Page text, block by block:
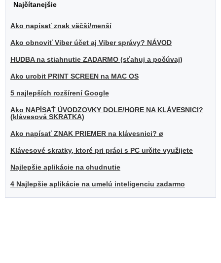
Najčítanejšie
Ako napísať znak väčší/menší
Ako obnoviť Viber účet aj Viber správy? NÁVOD
HUDBA na stiahnutie ZADARMO (sťahuj a počúvaj)
Ako urobit PRINT SCREEN na MAC OS
5 najlepších rozšírení Google
Ako NAPÍSAŤ ÚVODZOVKY DOLE/HORE NA KLÁVESNICI?
(klávesová SKRATKA)
Ako napísať ZNAK PRIEMER na klávesnici? ø
Klávesové skratky, ktoré pri práci s PC určite využijete
Najlepšie aplikácie na chudnutie
4 Najlepšie aplikácie na umelú inteligenciu zadarmo